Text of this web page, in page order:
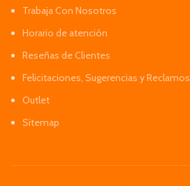
Trabaja Con Nosotros
Horario de atención
Reseñas de Clientes
Felicitaciones, Sugerencias y Reclamos
Outlet
Sitemap